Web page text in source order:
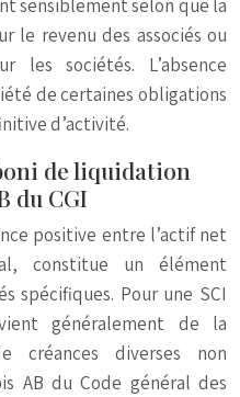
sensiblement selon que la
le revenu des associés ou
sociétés. L’absence
de certaines obligations
d’activité.
de liquidation
du CGI
positive entre l’actif net
constitue un élément
spécifiques. Pour une SCI
généralement de la
créances diverses non
AB du Code général des